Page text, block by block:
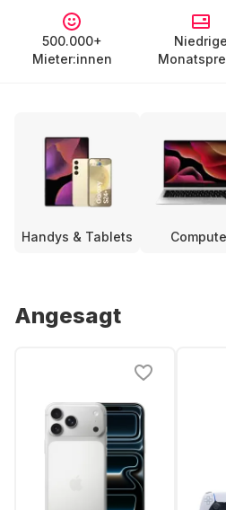
500.000+
Mieter:innen
Niedrige
Handys & Tablets
Angesagt